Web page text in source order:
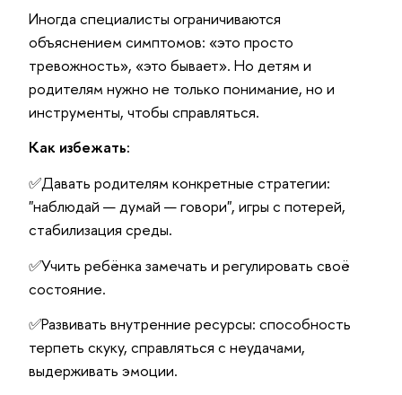
Иногда специалисты ограничиваются
объяснением симптомов: «это просто
тревожность», «это бывает». Но детям и
родителям нужно не только понимание, но и
инструменты, чтобы справляться.
Как избежать:
✅Давать родителям конкретные стратегии:
"наблюдай — думай — говори", игры с потерей,
стабилизация среды.
✅Учить ребёнка замечать и регулировать своё
состояние.
✅Развивать внутренние ресурсы: способность
терпеть скуку, справляться с неудачами,
выдерживать эмоции.